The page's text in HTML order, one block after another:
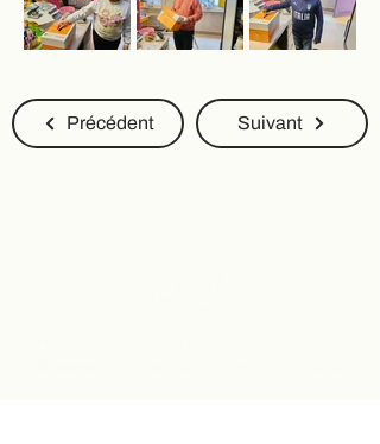
Précédent Suivant